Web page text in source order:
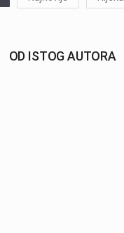
OD ISTOG AUTORA